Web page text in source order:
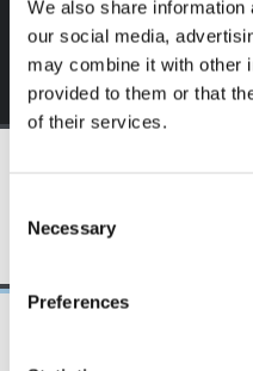
We also share
our social media,
may combine it with other
provided to them or that
of their services.
Selection
Necessary
Preferences